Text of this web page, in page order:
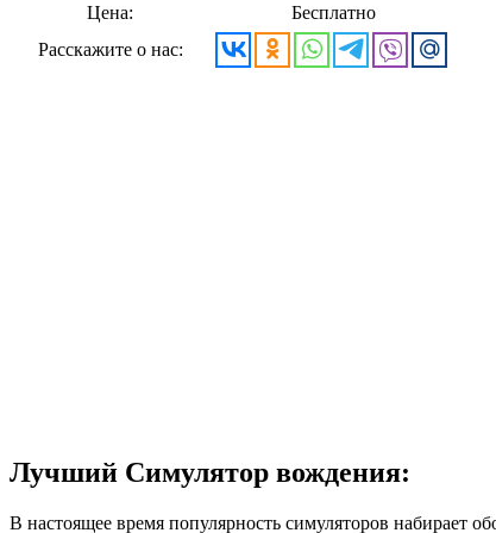
Цена:
Бесплатно
Расскажите о нас:
Лучший Симулятор вождения:
В настоящее время популярность симуляторов набирает